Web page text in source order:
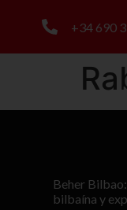
+34 690
Beher
bilbaína y